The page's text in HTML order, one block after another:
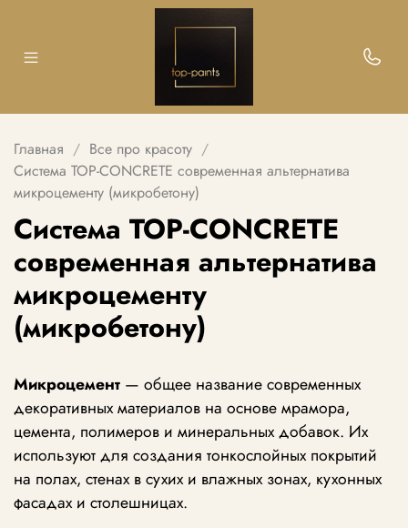
Главная
Все про красоту
Система TOP-CONCRETE современная альтернатива
микроцементу (микробетону)
Система TOP-CONCRETE
современная альтернатива
микроцементу
(микробетону)
Микроцемент — общее название современных
декоративных материалов на основе мрамора,
цемента, полимеров и минеральных добавок. Их
используют для создания тонкослойных покрытий
на полах, стенах в сухих и влажных зонах, кухонных
фасадах и столешницах.